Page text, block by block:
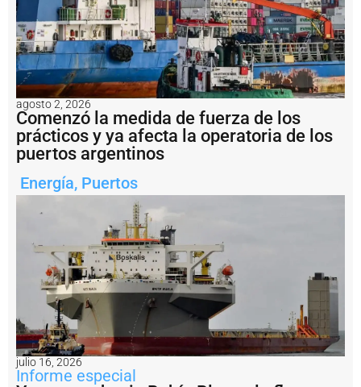
E
n
i
m
á
g
e
n
e
s
fi
a
h
í
a
B
agosto 2, 2026
Comenzó la medida de fuerza de los
prácticos y ya afecta la operatoria de los
puertos argentinos
Energía, Puertos
julio 16, 2026
Informe especial